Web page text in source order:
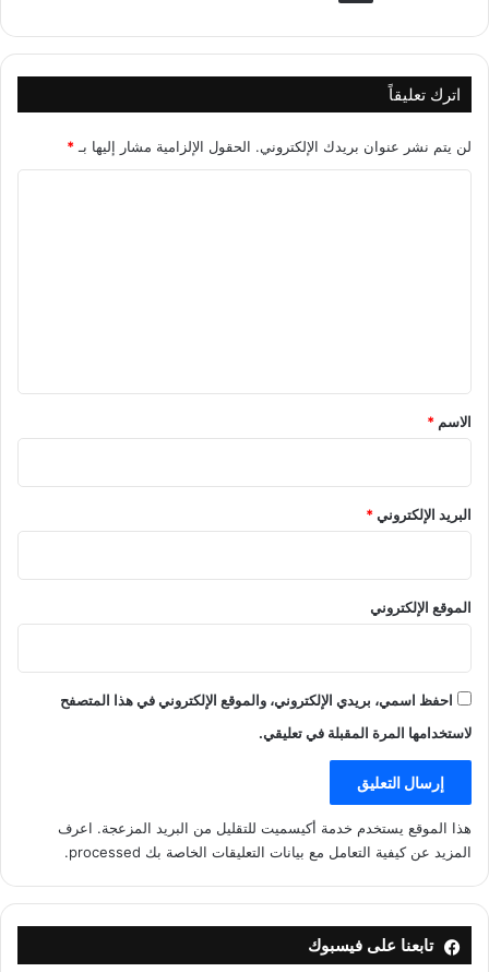
اترك تعليقاً
لن يتم نشر عنوان بريدك الإلكتروني. الحقول الإلزامية مشار إليها بـ *
*
الاسم *
البريد الإلكتروني*
الموقع الإلكتروني
احفظ اسمي، بريدي الإلكتروني، والموقع الإلكتروني في هذا المتصفح
لاستخدامها المرة المقبلة في تعليقي.
هذا الموقع يستخدم خدمة أكيسميت للتقليل من البريد المزعجة. اعرف
المزيد عن كيفية التعامل مع بيانات التعليقات الخاصة بك processed
.
تابعنا على فيسبوك